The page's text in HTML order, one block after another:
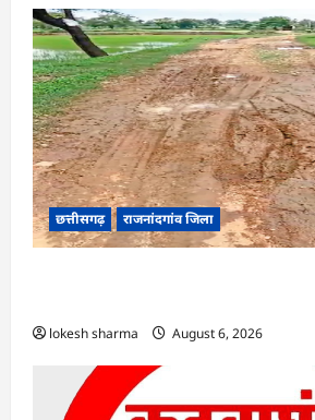
छत्तीसगढ़ राजनांदगांव जिला
lokesh sharma August 6, 2026